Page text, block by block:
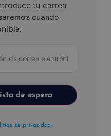
tu correo
cuando
de privacidad